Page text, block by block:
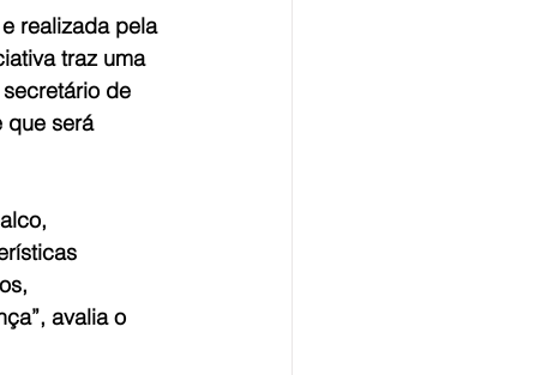
realizada pela
traz uma
de
que será
avalia o